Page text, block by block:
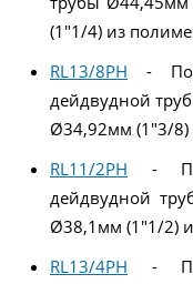
(1"1/4) из
RL13/8PH -
дейдвудной
Ø34,92мм (1"3/8)
RL11/2PH -
дейдвудной
Ø38,1мм (1"1/2)
RL13/4PH -